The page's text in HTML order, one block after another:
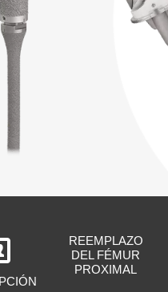
REEMPLAZO
DEL FÉMUR
PROXIMAL